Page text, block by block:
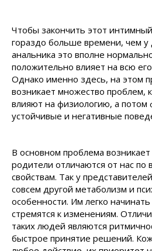
Чтобы закончить этот
гораздо больше времени, чем у
анальника это вполне
положительно влияет на всю
Однако именно здесь, на этом
возникает множество проблем,
влияют на физиологию, а
устойчивые и негативные
В основном проблема
родители отличаются от нас
свойствам. Так у представителей
совсем другой метаболизм и
особенности. Им легко
стремятся к изменениям.
таких людей являются
быстрое принятие решений.